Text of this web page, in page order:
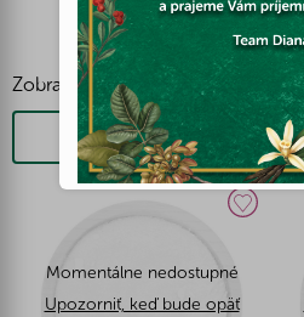
Zobraziť viac
Filtrovať
Momentálne nedostupné
Upozorniť, keď bude opäť